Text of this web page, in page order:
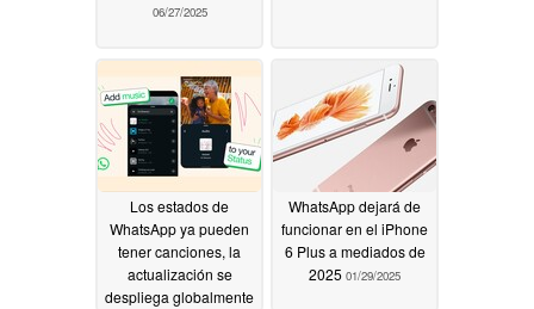
06/27/2025
Los estados de
WhatsApp ya pueden
tener canciones, la
actualización se
despliega globalmente
WhatsApp dejará de
funcionar en el iPhone
6 Plus a mediados de
2025 01/29/2025